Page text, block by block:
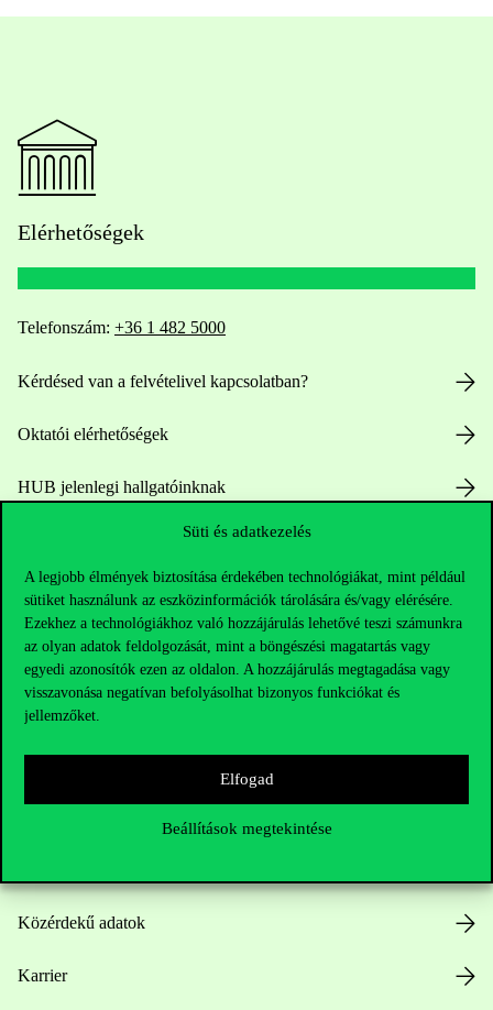
Süti és adatkezelés
A legjobb élmények biztosítása érdekében technológiákat, mint például
sütiket használunk az eszközinformációk tárolására és/vagy elérésére.
Ezekhez a technológiákhoz való hozzájárulás lehetővé teszi számunkra
az olyan adatok feldolgozását, mint a böngészési magatartás vagy
egyedi azonosítók ezen az oldalon. A hozzájárulás megtagadása vagy
visszavonása negatívan befolyásolhat bizonyos funkciókat és
jellemzőket.
Elfogad
Beállítások megtekintése
Elérhetőségek
Telefonszám: +36 1 482 5000
Kérdésed van a felvételivel kapcsolatban?
Oktatói elérhetőségek
HUB jelenlegi hallgatóinknak
press@uni-corvinus.hu
Hasznos linkek
Közérdekű adatok
Karrier